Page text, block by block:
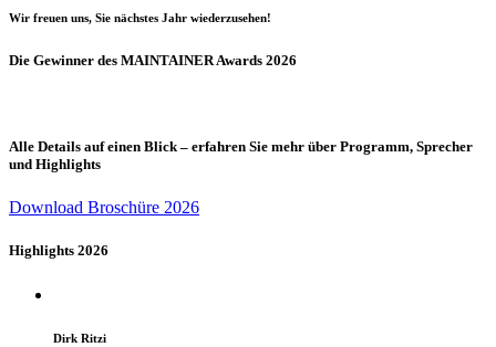
Wir freuen uns, Sie nächstes Jahr wiederzusehen! ​
Die Gewinner des MAINTAINER Awards 2026
Alle Details auf einen Blick – erfahren Sie mehr über Programm, Sprecher
und Highlights
Download Broschüre 2026
Highlights 2026
Dirk Ritzi